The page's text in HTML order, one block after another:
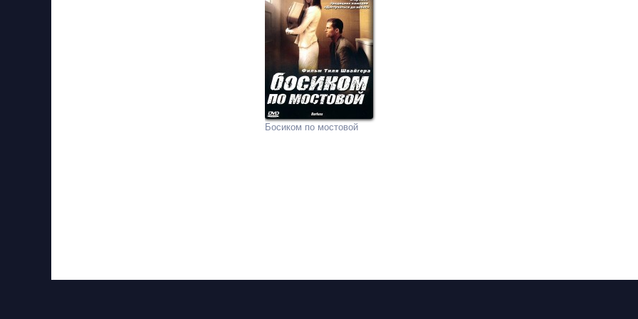
Босиком по мостовой